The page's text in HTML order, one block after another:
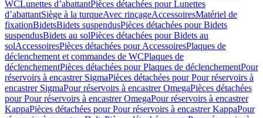
WCLunettes d’abattantPièces détachées pour Lunettes
d’abattantSiège à la turqueAvec rinçageAccessoiresMatériel de
fixationBidetsBidets suspendusPièces détachées pour Bidets
suspendusBidets au solPièces détachées pour Bidets au
solAccessoiresPièces détachées pour AccessoiresPlaques de
déclenchement et commandes de WCPlaques de
déclenchementPièces détachées pour Plaques de déclenchementPour
réservoirs à encastrer SigmaPièces détachées pour Pour réservoirs à
encastrer SigmaPour réservoirs à encastrer OmegaPièces détachées
pour Pour réservoirs à encastrer OmegaPour réservoirs à encastrer
KappaPièces détachées pour Pour réservoirs à encastrer KappaPour